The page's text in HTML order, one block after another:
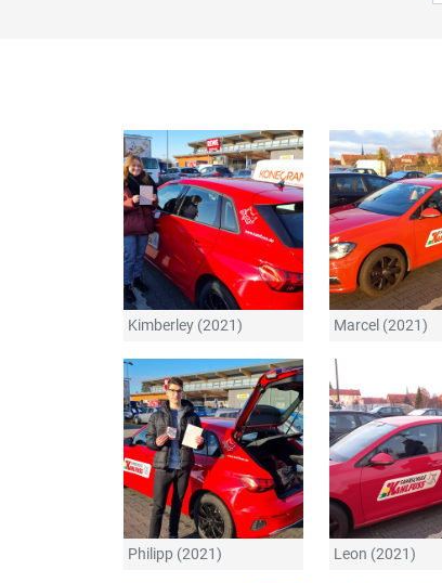
Kimberley (2021) Marcel (2021)
Philipp (2021) Leon (2021)